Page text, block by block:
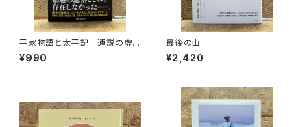
平家物語と太平記 通説の虚
像を暴く
¥990
最後の山
¥2,420